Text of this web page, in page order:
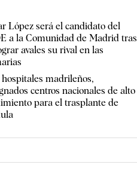
López será el candidato del
a la Comunidad de Madrid tras
avales su rival en las
hospitales madrileños,
centros nacionales de alto
para el trasplante de